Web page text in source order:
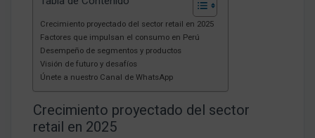
Crecimiento proyectado del sector retail en 2025
Factores que impulsan el consumo en Perú
Desempeño de segmentos y productos
Visión de futuro y desafíos
Únete a nuestro Canal de WhatsApp
Crecimiento proyectado del sector
retail en 2025